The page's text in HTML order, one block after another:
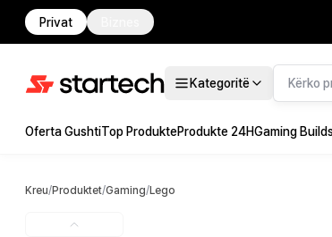
Privat
Kategoritë
Oferta GushtiTop ProdukteProdukte 24HGaming
Kreu/Produktet/Gaming/Lego